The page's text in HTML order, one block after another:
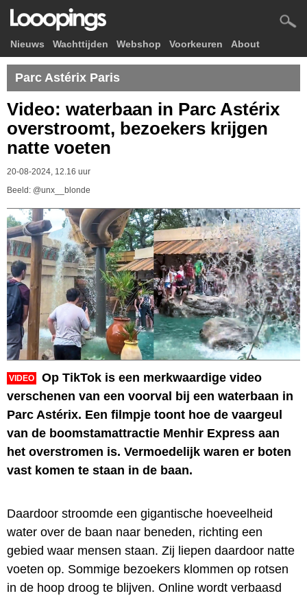
Nieuws Wachttijden Webshop Voorkeuren About
Parc Astérix Paris
Video: waterbaan in Parc Astérix
overstroomt, bezoekers krijgen
natte voeten
20-08-2024, 12.16 uur
Beeld: @unx__blonde
VIDEO
Op TikTok is een merkwaardige video
verschenen van een voorval bij een waterbaan in
Parc Astérix. Een filmpje toont hoe de vaargeul
van de boomstamattractie Menhir Express aan
het overstromen is. Vermoedelijk waren er boten
vast komen te staan in de baan.
Daardoor stroomde een gigantische hoeveelheid
water over de baan naar beneden, richting een
gebied waar mensen staan. Zij liepen daardoor natte
voeten op. Sommige bezoekers klommen op rotsen
in de hoop droog te blijven. Online wordt verbaasd